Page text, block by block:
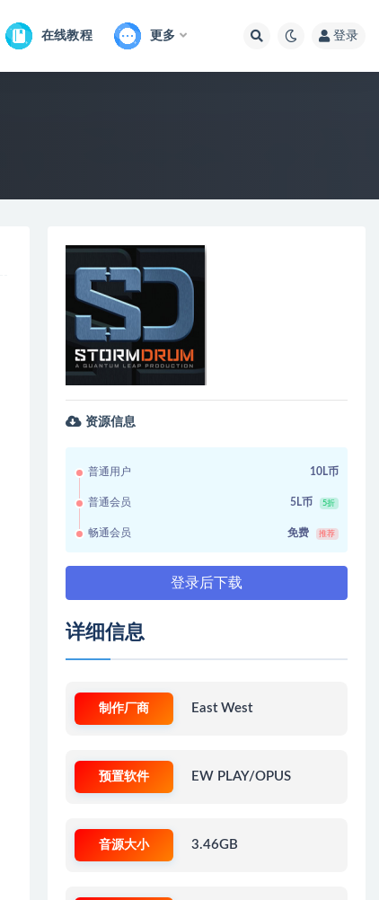
在线教程 更多 登录
资源信息
普通用户 10L币
普通会员 5L币 5折
畅通会员 免费 推荐
登录后下载
详细信息
制作厂商 East West
预置软件 EW PLAY/OPUS
音源大小 3.46GB